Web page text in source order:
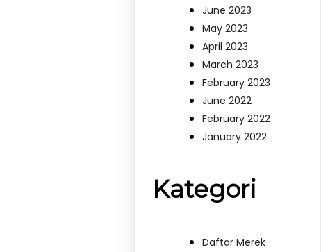
June 2023
May 2023
April 2023
March 2023
February 2023
June 2022
February 2022
January 2022
Kategori
Daftar Merek